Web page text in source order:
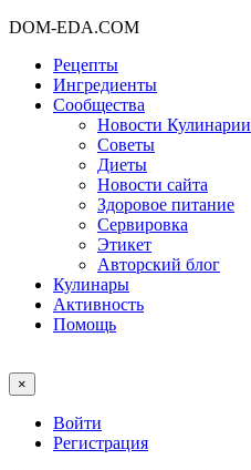
DOM-EDA.COM
Рецепты
Ингредиенты
Сообщества
Новости Кулинарии
Советы
Диеты
Новости сайта
Здоровое питание
Сервировка
Этикет
Авторский блог
Кулинары
Активность
Помощь
×
Войти
Регистрация